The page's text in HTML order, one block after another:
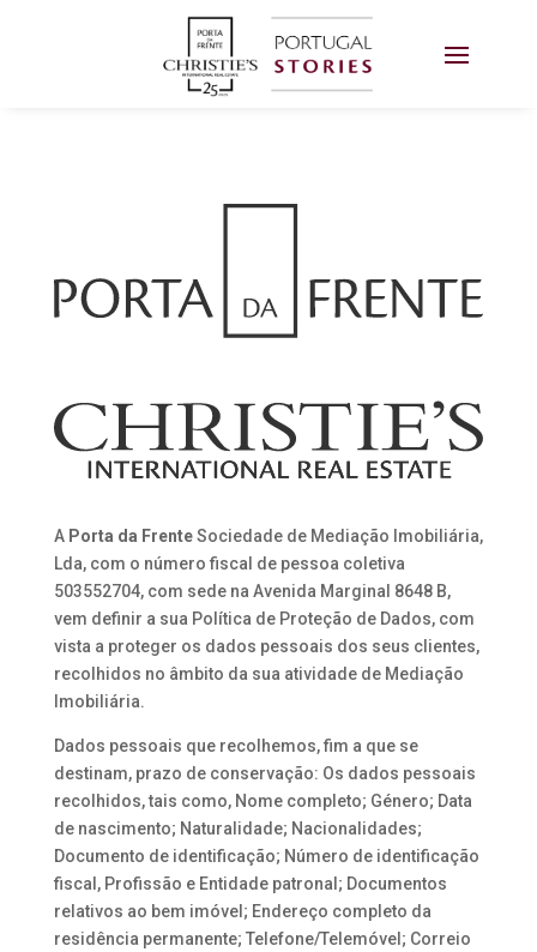
A Porta da Frente Sociedade de Mediação Imobiliária,
Lda, com o número fiscal de pessoa coletiva
503552704, com sede na Avenida Marginal 8648 B,
vem definir a sua Política de Proteção de Dados, com
vista a proteger os dados pessoais dos seus clientes,
recolhidos no âmbito da sua atividade de Mediação
Imobiliária.
Dados pessoais que recolhemos, fim a que se
destinam, prazo de conservação: Os dados pessoais
recolhidos, tais como, Nome completo; Género; Data
de nascimento; Naturalidade; Nacionalidades;
Documento de identificação; Número de identificação
fiscal, Profissão e Entidade patronal; Documentos
relativos ao bem imóvel; Endereço completo da
residência permanente; Telefone/Telemóvel; Correio